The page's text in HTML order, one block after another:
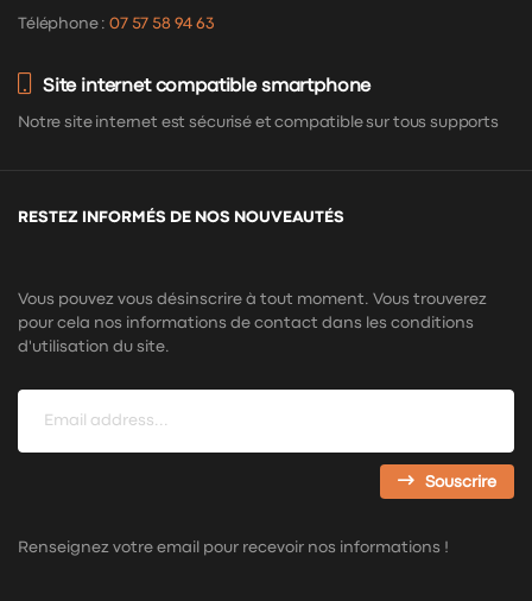
Téléphone :07 57 58 94 63
Site internet compatible smartphone
Notre site internet est sécurisé et compatible sur tous supports
RESTEZ INFORMÉS DE NOS NOUVEAUTÉS
Vous pouvez vous désinscrire à tout moment. Vous trouverez
pour cela nos informations de contact dans les conditions
d'utilisation du site.
Souscrire
Renseignez votre email pour recevoir nos informations !